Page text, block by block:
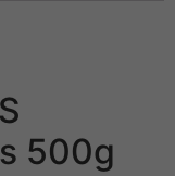
500g